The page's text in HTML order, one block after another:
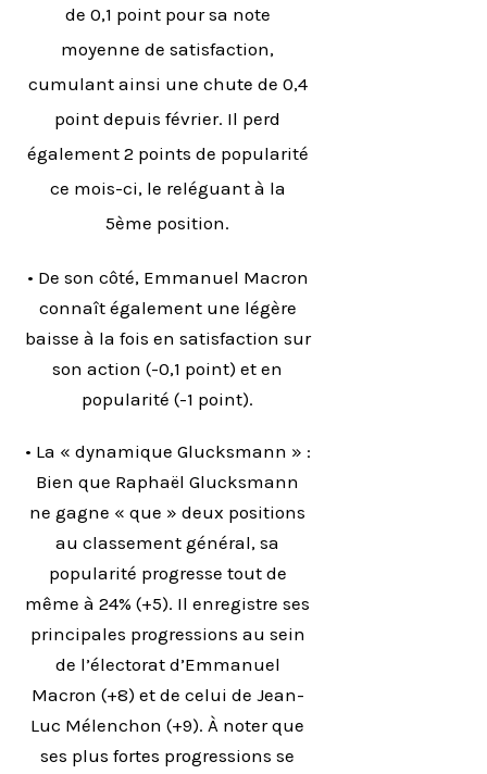
de 0,1 point pour sa note
moyenne de satisfaction,
cumulant ainsi une chute de 0,4
point depuis février. Il perd
également 2 points de popularité
ce mois-ci, le reléguant à la
5ème position.
• De son côté, Emmanuel Macron
connaît également une légère
baisse à la fois en satisfaction sur
son action (-0,1 point) et en
popularité (-1 point).
• La « dynamique Glucksmann » :
Bien que Raphaël Glucksmann
ne gagne « que » deux positions
au classement général, sa
popularité progresse tout de
même à 24% (+5). Il enregistre ses
principales progressions au sein
de l’électorat d’Emmanuel
Macron (+8) et de celui de Jean-
Luc Mélenchon (+9). À noter que
ses plus fortes progressions se